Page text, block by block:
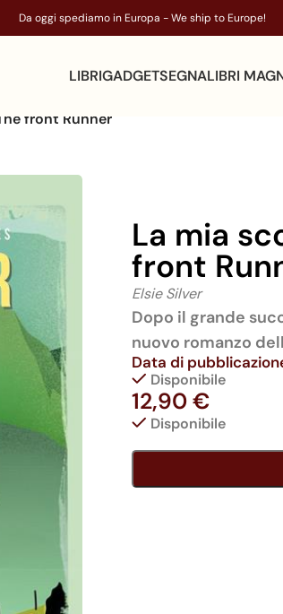
Da oggi spediamo in Europa - We ship to Europe!
LIBRIGADGETSEGNALIBRI
front Runner
La mia
front
Elsie Silver
Dopo il grande
nuovo romanzo
Data di
Disponibile
12,90€
Disponibile